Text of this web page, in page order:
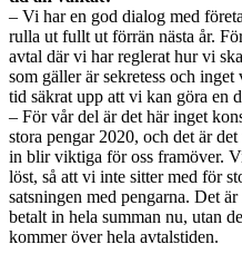
– Vi har en god dialog med
rulla ut fullt ut förrän nästa år.
avtal där vi har reglerat hur vi
som gäller är sekretess och
tid säkrat upp att vi kan göra en
– För vår del är det här inget
stora pengar 2020, och det är
in blir viktiga för oss framöver.
löst, så att vi inte sitter med för
satsningen med pengarna. Det
betalt in hela summan nu, utan
kommer över hela avtalstiden.